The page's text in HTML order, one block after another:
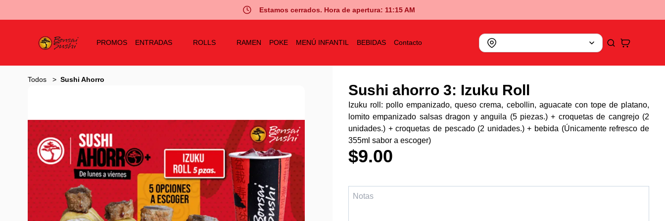
Estamos cerrados. Hora de apertura: 11:15 AM
PROMOS ENTRADAS ROLLS RAMEN POKE MENÚ INFANTIL BEBIDAS Contacto
Todos Sushi Ahorro
Sushi ahorro 3: Izuku Roll
Izuku roll: pollo empanizado, queso crema, cebollin, aguacate con tope de platano,
lomito empanizado salsas dragon y anguila (5 piezas.) + croquetas de cangrejo (2
unidades.) + croquetas de pescado (2 unidades.) + bebida (Únicamente refresco de
355ml sabor a escoger)
$9.00